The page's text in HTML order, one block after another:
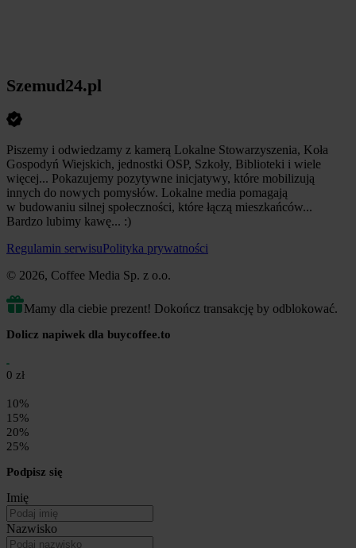
Szemud24.pl
Piszemy i odwiedzamy z kamerą Lokalne Stowarzyszenia, Koła
Gospodyń Wiejskich, jednostki OSP, Szkoły, Biblioteki i wiele
więcej... Pokazujemy pozytywne inicjatywy, które mobilizują
innych do nowych pomysłów. Lokalne media pomagają
w budowaniu silnej społeczności, które łączą mieszkańców...
Bardzo lubimy kawę... :)
Regulamin serwisuPolityka prywatności
© 2026, Coffee Media Sp. z o.o.
Mamy dla ciebie prezent! Dokończ transakcję by odblokować.
Dolicz napiwek dla buycoffee.to
0 zł
10%
15%
20%
25%
Podpisz się
Imię
Nazwisko